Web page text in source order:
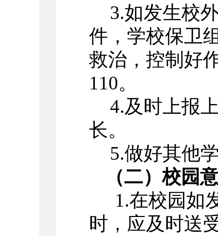
3.如发生校
件，学校保卫
救治，控制好
110。
4.及时上报
长。
5.做好其他
（二）校园
1.在校园如
时，应及时送